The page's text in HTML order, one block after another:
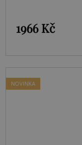
1966 Kč
NOVINKA